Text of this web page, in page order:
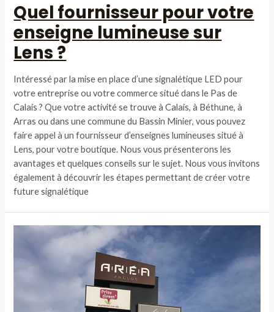
Quel fournisseur pour votre
enseigne lumineuse sur
Lens ?
Intéressé par la mise en place d’une signalétique LED pour
votre entreprise ou votre commerce situé dans le Pas de
Calais ? Que votre activité se trouve à Calais, à Béthune, à
Arras ou dans une commune du Bassin Minier, vous pouvez
faire appel à un fournisseur d’enseignes lumineuses situé à
Lens, pour votre boutique. Nous vous présenterons les
avantages et quelques conseils sur le sujet. Nous vous invitons
également à découvrir les étapes permettant de créer votre
future signalétique